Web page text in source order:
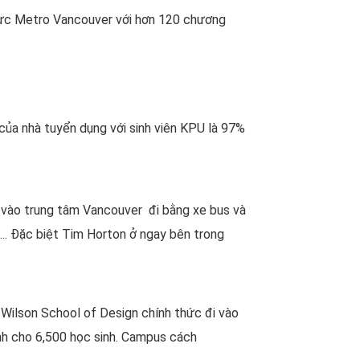
Metro Vancouver với hơn 120 chương
nhà tuyển dụng với sinh viên KPU là 97%
trung tâm Vancouver đi bằng xe bus và
Đặc biệt Tim Horton ở ngay bên trong
School of Design chính thức đi vào
cho 6,500 học sinh. Campus cách